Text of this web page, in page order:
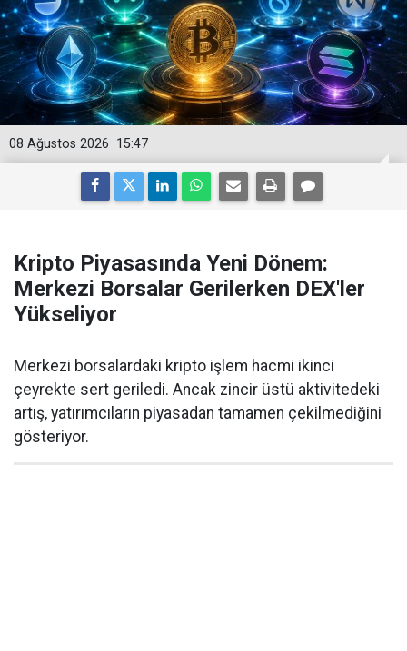
15:47
08 Ağustos 2026
Kripto Piyasasında Yeni Dönem:
Merkezi Borsalar Gerilerken DEX'ler
Yükseliyor
Merkezi borsalardaki kripto işlem hacmi ikinci
çeyrekte sert geriledi. Ancak zincir üstü aktivitedeki
artış, yatırımcıların piyasadan tamamen çekilmediğini
gösteriyor.